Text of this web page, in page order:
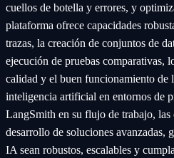
cuellos de botella y errores, y
plataforma ofrece capacidades
trazas, la creación de conjuntos de
ejecución de pruebas comparativas,
calidad y el buen funcionamiento de
inteligencia artificial en entornos de
LangSmith en su flujo de trabajo, las
desarrollo de soluciones avanzadas,
IA sean robustos, escalables y